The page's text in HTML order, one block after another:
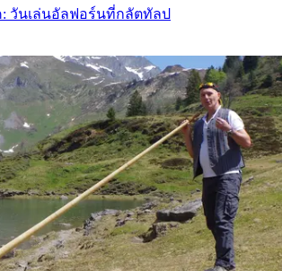
วันเล่นอัลฟอร์นที่กลัตทัลป